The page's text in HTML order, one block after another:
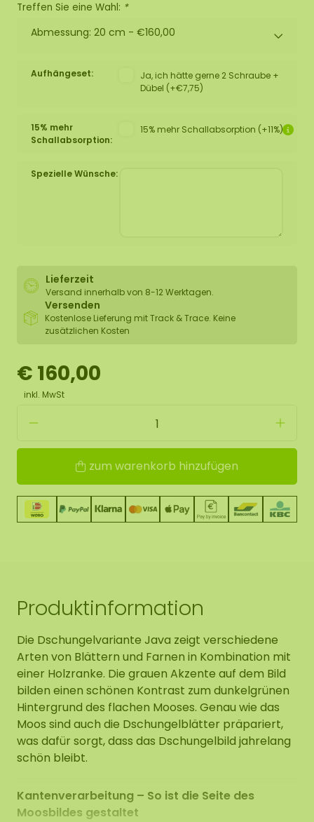
Treffen Sie eine Wahl: *
Abmessung: 20 cm - €160,00
Aufhängeset:
Ja, ich hätte gerne 2 Schraube +
Dübel (+€7,75)
15% mehr
Schallabsorption:
15% mehr Schallabsorption (+11%)
Spezielle Wünsche:
Lieferzeit
Versand innerhalb von 8-12 Werktagen.
Versenden
Kostenlose Lieferung mit Track & Trace. Keine
zusätzlichen Kosten
€ 160,00
inkl. MwSt
zum warenkorb hinzufügen
Produktinformation
Die Dschungelvariante Java zeigt verschiedene
Arten von Blättern und Farnen in Kombination mit
einer Holzranke. Die grauen Akzente auf dem Bild
bilden einen schönen Kontrast zum dunkelgrünen
Hintergrund des flachen Mooses. Genau wie das
Moos sind auch die Dschungelblätter präpariert,
was dafür sorgt, dass das Dschungelbild jahrelang
schön bleibt.
Kantenverarbeitung – So ist die Seite des
Moosbildes gestaltet